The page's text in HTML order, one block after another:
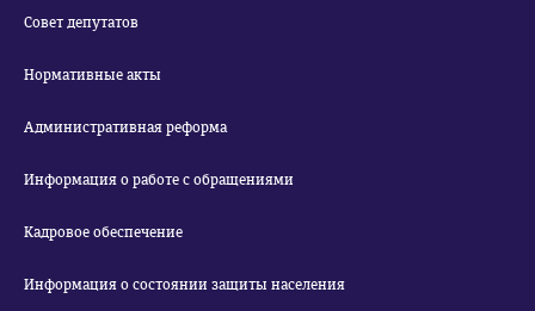
Совет депутатов
Нормативные акты
Административная реформа
Информация о работе с обращениями
Кадровое обеспечение
Информация о состоянии защиты населения